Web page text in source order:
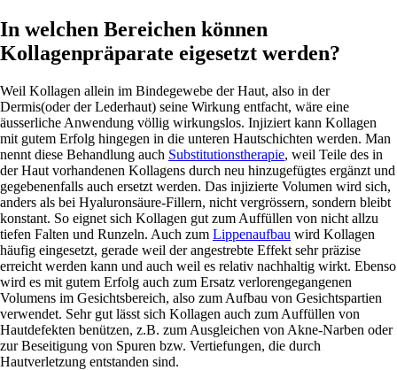
In welchen Bereichen können
Kollagenpräparate eigesetzt werden?
Weil Kollagen allein im Bindegewebe der Haut, also in der
Dermis(oder der Lederhaut) seine Wirkung entfacht, wäre eine
äusserliche Anwendung völlig wirkungslos. Injiziert kann Kollagen
mit gutem Erfolg hingegen in die unteren Hautschichten werden. Man
nennt diese Behandlung auch Substitutionstherapie, weil Teile des in
der Haut vorhandenen Kollagens durch neu hinzugefügtes ergänzt und
gegebenenfalls auch ersetzt werden. Das injizierte Volumen wird sich,
anders als bei Hyaluronsäure-Fillern, nicht vergrössern, sondern bleibt
konstant. So eignet sich Kollagen gut zum Auffüllen von nicht allzu
tiefen Falten und Runzeln. Auch zum Lippenaufbau wird Kollagen
häufig eingesetzt, gerade weil der angestrebte Effekt sehr präzise
erreicht werden kann und auch weil es relativ nachhaltig wirkt. Ebenso
wird es mit gutem Erfolg auch zum Ersatz verlorengegangenen
Volumens im Gesichtsbereich, also zum Aufbau von Gesichtspartien
verwendet. Sehr gut lässt sich Kollagen auch zum Auffüllen von
Hautdefekten benützen, z.B. zum Ausgleichen von Akne-Narben oder
zur Beseitigung von Spuren bzw. Vertiefungen, die durch
Hautverletzung entstanden sind.